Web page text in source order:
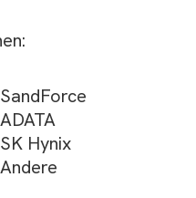
SandForce
ADATA
SK Hynix
Andere